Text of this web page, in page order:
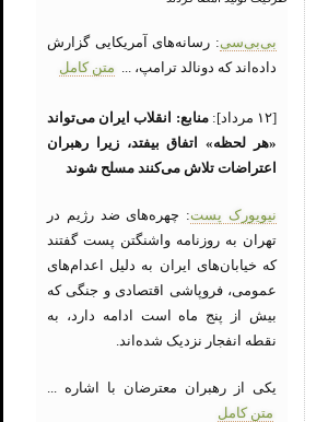
بی‌بی‌سی: رسانه‌های آمریکایی گزارش
داده‌اند که دونالد ترامپ، ... متن کامل
[۱۲ مرداد]:
منابع: انقلاب ایران می‌تواند
«هر لحظه» اتفاق بیفتد، زیرا رهبران
اعتراضات تلاش می‌کنند مسلح شوند
نیویورک پست: چهره‌های ضد رژیم در
تهران به روزنامه واشنگتن پست گفتند
که خیابان‌های ایران به دلیل اعدام‌های
عمومی، فروپاشی اقتصادی و جنگی که
بیش از پنج ماه است ادامه دارد، به
نقطه انفجار نزدیک شده‌اند.
یکی از رهبران معترضان با اشاره ...
متن کامل